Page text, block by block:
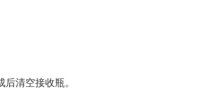
清空接收瓶。